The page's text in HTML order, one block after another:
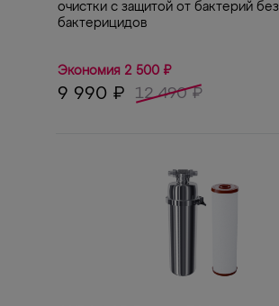
очистки с защитой от бактерий без
бактерицидов
Экономия 2 500 ₽
9 990 ₽ 12 490 ₽